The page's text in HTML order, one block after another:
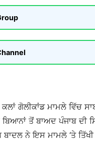
ਗੋਲੀਕਾਂਡ ਮਾਮਲੇ ਵਿੱਚ
ਤੋਂ ਬਾਅਦ ਪੰਜਾਬ
ਬਾਦਲ ਨੇ ਇਸ ਮਾਮਲੇ ‘ਤੇ